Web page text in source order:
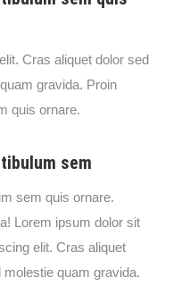
Cras aliquet dolor sed
gravida. Proin
quis ornare.
sem
sem quis ornare.
Lorem ipsum dolor sit
elit. Cras aliquet
quam gravida.